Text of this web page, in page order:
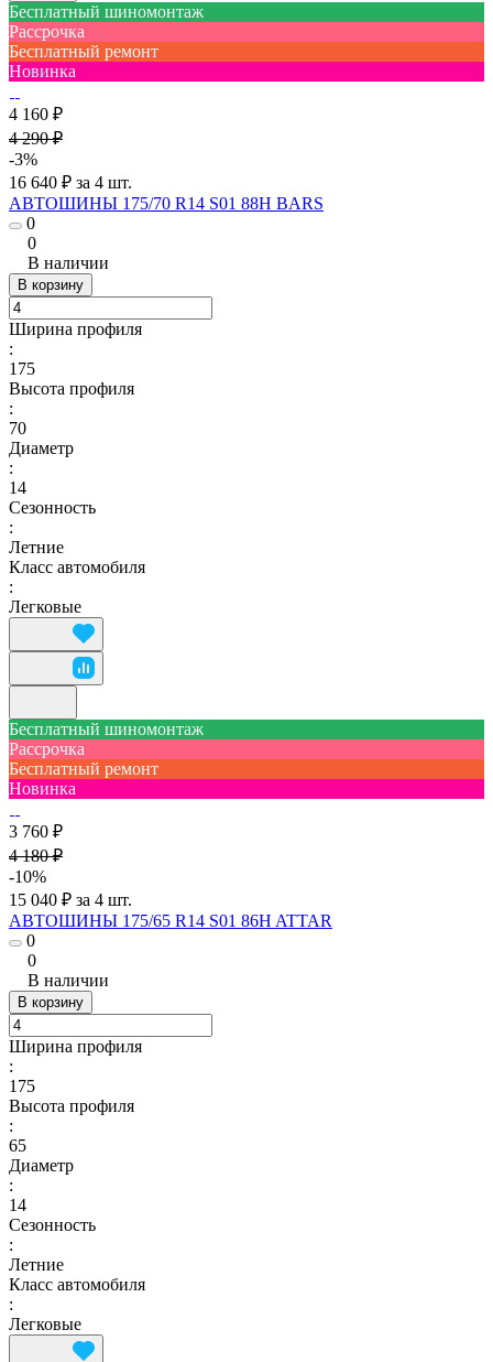
Бесплатный шиномонтаж
Рассрочка
Бесплатный ремонт
Новинка
4 160 ₽
4 290 ₽
-3%
16 640 ₽ за 4 шт.
АВТОШИНЫ 175/70 R14 S01 88H BARS
0
0
В наличии
В корзину
Ширина профиля
:
175
Высота профиля
:
70
Диаметр
:
14
Сезонность
:
Летние
Класс автомобиля
:
Легковые
Бесплатный шиномонтаж
Рассрочка
Бесплатный ремонт
Новинка
3 760 ₽
4 180 ₽
-10%
15 040 ₽ за 4 шт.
АВТОШИНЫ 175/65 R14 S01 86H ATTAR
0
0
В наличии
В корзину
Ширина профиля
:
175
Высота профиля
:
65
Диаметр
:
14
Сезонность
:
Летние
Класс автомобиля
:
Легковые